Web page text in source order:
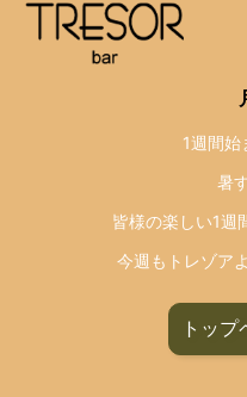
1週間始
暑
皆様の楽しい1週
今週もトレゾア
トッ